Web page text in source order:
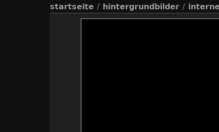
startseite / hintergrundbilder /